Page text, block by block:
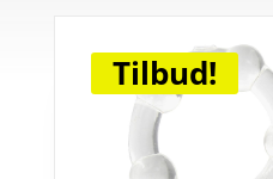
Tilbud!